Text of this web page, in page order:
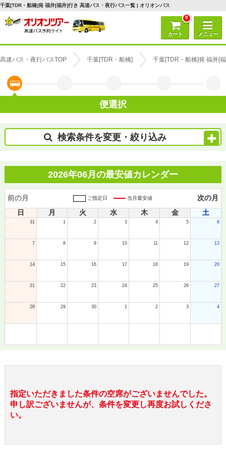
千葉[TDR・船橋]発 福井[福井]行き 高速バス・夜行バス一覧 | オリオンバス
0
カート メニュー
高速バス・夜行バスTOP 千葉[TDR・船橋] 千葉[TDR・船橋]発 福井[
便選択
検索条件を変更・絞り込み
2026年06月の最安値カレンダー
前の月 ご指定日 当月最安値
次の月
日
月 火 水 木 金 土
31 1 2 3 4 5 6
7 8 9 10 11 12 13
14 15 16 17 18 19 20
21 22 23 24 25 26 27
28 29 30 1 2 3 4
指定いただきました条件の空席がございませんでした。
申し訳ございませんが、条件を変更し再度お試しくださ
い。